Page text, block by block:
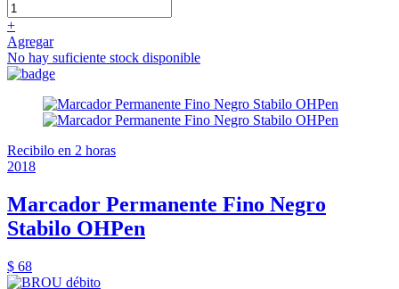
+
Agregar
No hay suficiente stock disponible
Recibilo en 2 horas
2018
Marcador Permanente Fino Negro
Stabilo OHPen
$ 68